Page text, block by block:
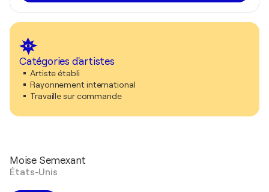
Catégories d'artistes
Artiste établi
Rayonnement international
Travaille sur commande
Moise Semexant
États-Unis